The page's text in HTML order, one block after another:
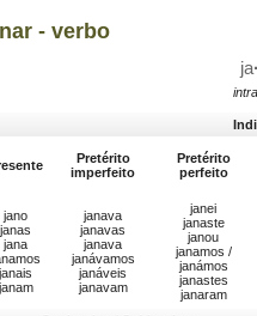
- verbo
ja
Pretérito
imperfeito
Pretérito
perfeito
jano
janas
jana
janais
janam
janava
janavas
janava
janávamos
janáveis
janavam
janei
janaste
janou
janamos /
janámos
janastes
janaram